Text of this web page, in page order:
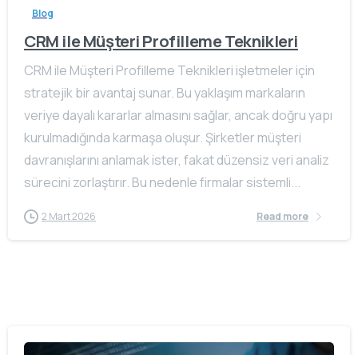
Blog
CRM ile Müşteri Profilleme Teknikleri
CRM ile Müşteri Profilleme Teknikleri işletmeler için
stratejik bir avantaj sunar. Bu yaklaşım markaların
veriye dayalı kararlar almasını sağlar, ancak doğru yapı
kurulmadığında karmaşa oluşur. Şirketler müşteri
davranışlarını anlamak ister, fakat düzensiz veri analiz
sürecini zorlaştırır. Bu nedenle firmalar sistemli...
2 Mart 2026 Read more